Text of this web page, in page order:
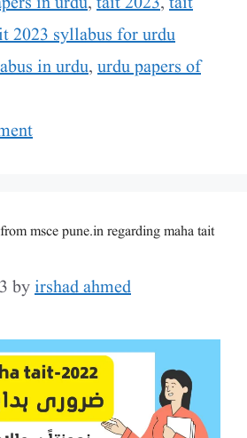
2023 syllabus for urdu
in urdu, urdu papers of
msce pune.in regarding maha tait
byirshad ahmed